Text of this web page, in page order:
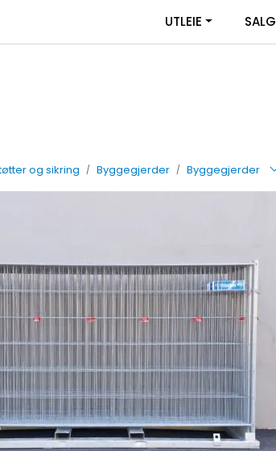
UTLEIE SALG
og sikring Byggegjerder Byggegjerder